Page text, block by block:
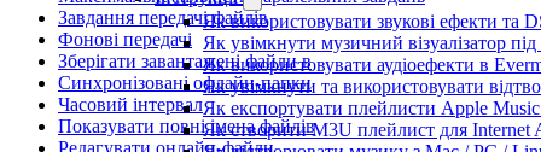
Як використовувати звукові ефекти та
Як увімкнути музичний візуалізатор
Як використовувати аудіоефекти в
Як увімкнути та використовувати
Як експортувати плейлисти Apple
Як створити M3U плейлист для
Завдання передачі файлів
Фонові передачі
Зберігати завантажені файли в
Синхронізовані офлайн-папки
Часовий інтервал
Показувати повні імена файлів
Редагувати онлайн-файли